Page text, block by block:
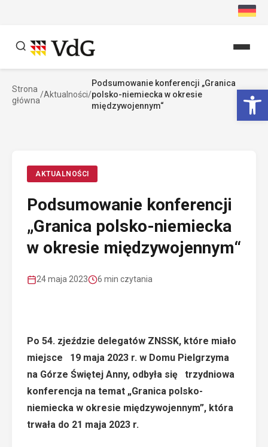
Szukaj
Strona
główna
/Aktualności/
Podsumowanie konferencji „Granica
polsko-niemiecka w okresie
międzywojennym“
AKTUALNOŚCI
Podsumowanie konferencji
„Granica polsko-niemiecka
w okresie międzywojennym“
24 maja 2023 6 min czytania
Po 54. zjeździe delegatów ZNSSK, które miało
miejsce 19 maja 2023 r. w Domu Pielgrzyma
na Górze Świętej Anny, odbyła się trzydniowa
konferencja na temat „Granica polsko-
niemiecka w okresie międzywojennym”, która
trwała do 21 maja 2023 r.